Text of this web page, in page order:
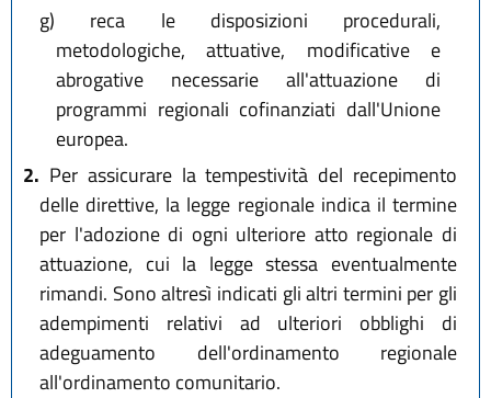
g) reca le disposizioni procedurali,
metodologiche, attuative, modificative e
abrogative necessarie all'attuazione di
programmi regionali cofinanziati dall'Unione
europea.
2. Per assicurare la tempestività del recepimento
delle direttive, la legge regionale indica il termine
per l'adozione di ogni ulteriore atto regionale di
attuazione, cui la legge stessa eventualmente
rimandi. Sono altresì indicati gli altri termini per gli
adempimenti relativi ad ulteriori obblighi di
adeguamento dell'ordinamento regionale
all'ordinamento comunitario.